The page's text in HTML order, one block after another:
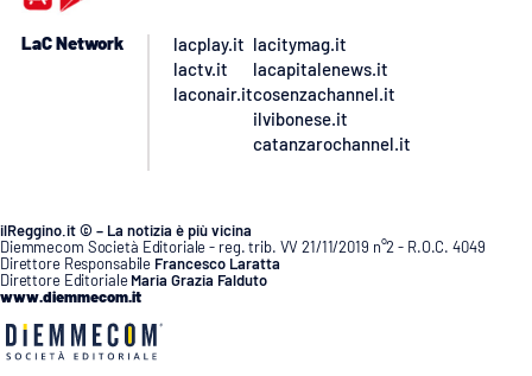
LaC Network
lacplay.it
lactv.it
laconair.it
lacitymag.it
lacapitalenews.it
cosenzachannel.it
ilvibonese.it
catanzarochannel.it
ilReggino.it © – La notizia è più vicina
Diemmecom Società Editoriale - reg. trib. VV 21/11/2019 n°2 - R.O.C. 4049
Direttore Responsabile Francesco Laratta
Direttore Editoriale Maria Grazia Falduto
www.diemmecom.it